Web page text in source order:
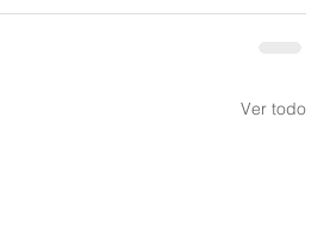
Ver todo